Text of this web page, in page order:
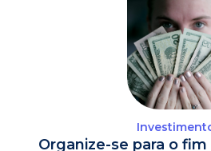
Organize-se para o